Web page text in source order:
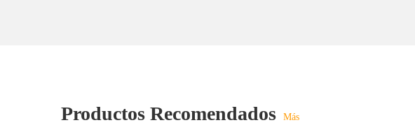
Productos Recomendados Más